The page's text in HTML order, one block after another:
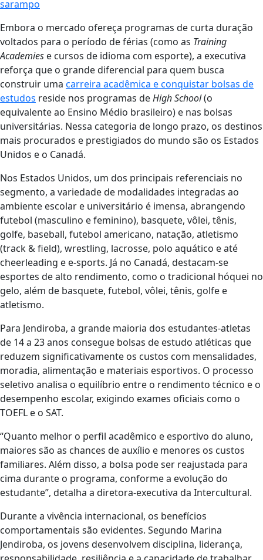
sarampo
Embora o mercado ofereça programas de curta duração
voltados para o período de férias (como as Training
Academies e cursos de idioma com esporte), a executiva
reforça que o grande diferencial para quem busca
construir uma carreira acadêmica e conquistar bolsas de
estudos reside nos programas deHigh School(o
equivalente ao Ensino Médio brasileiro) e nas bolsas
universitárias. Nessa categoria de longo prazo, os destinos
mais procurados e prestigiados do mundo são os Estados
Unidos e o Canadá.
Nos Estados Unidos, um dos principais referenciais no
segmento, a variedade de modalidades integradas ao
ambiente escolar e universitário é imensa, abrangendo
futebol (masculino e feminino), basquete, vôlei, tênis,
golfe, baseball, futebol americano, natação, atletismo
(track & field), wrestling, lacrosse, polo aquático e até
cheerleading e e-sports. Já no Canadá, destacam-se
esportes de alto rendimento, como o tradicional hóquei no
gelo, além de basquete, futebol, vôlei, tênis, golfe e
atletismo.
Para Jendiroba, a grande maioria dos estudantes-atletas
de 14 a 23 anos consegue bolsas de estudo atléticas que
reduzem significativamente os custos com mensalidades,
moradia, alimentação e materiais esportivos. O processo
seletivo analisa o equilíbrio entre o rendimento técnico e o
desempenho escolar, exigindo exames oficiais como o
TOEFL e o SAT.
“Quanto melhor o perfil acadêmico e esportivo do aluno,
maiores são as chances de auxílio e menores os custos
familiares. Além disso, a bolsa pode ser reajustada para
cima durante o programa, conforme a evolução do
estudante”, detalha a diretora-executiva da Intercultural.
Durante a vivência internacional, os benefícios
comportamentais são evidentes. Segundo Marina
Jendiroba, os jovens desenvolvem disciplina, liderança,